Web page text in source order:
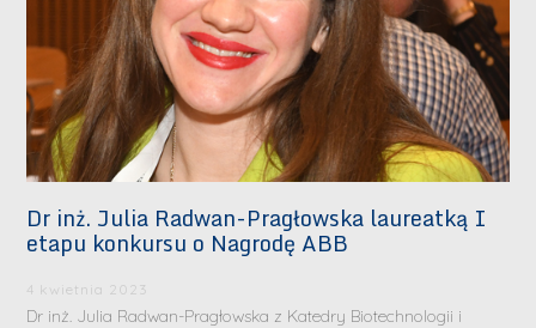
Dr inż. Julia Radwan-Pragłowska laureatką I
etapu konkursu o Nagrodę ABB
4 kwietnia 2023
Dr inż. Julia Radwan-Pragłowska z Katedry Biotechnologii i